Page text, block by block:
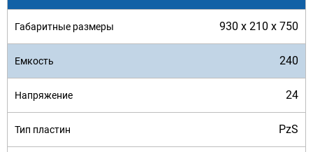
930 x 210 x 750
240
24
PzS